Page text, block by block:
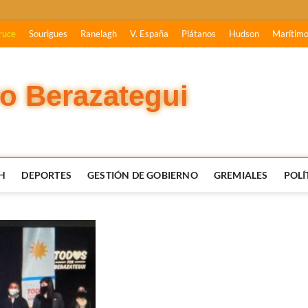
Sourigues Ranelagh V. España Plátanos Hudson Marítimo
Berazategui
DEPORTES GESTIÓN DE GOBIERNO GREMIALES